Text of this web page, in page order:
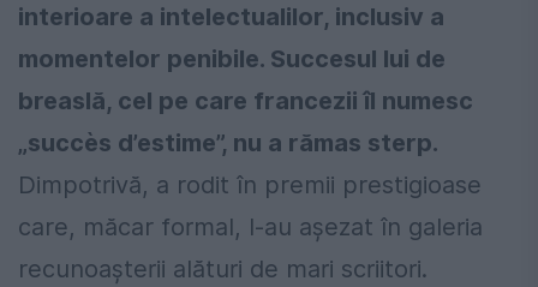
interioare a intelectualilor, inclusiv a
momentelor penibile. Succesul lui de
breaslă, cel pe care francezii îl numesc
„succès d’estime”, nu a rămas sterp.
Dimpotrivă, a rodit în premii prestigioase
care, măcar formal, l-au așezat în galeria
recunoașterii alături de mari scriitori.